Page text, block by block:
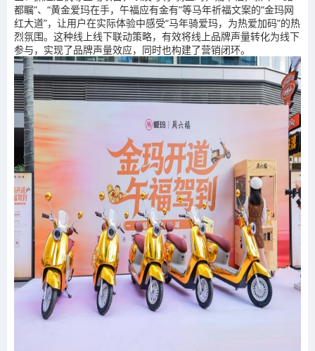
都瞩”、“黄金爱玛在手，午福应有金有”等马年祈福文案的“金玛网
红大道”，让用户在实际体验中感受“马年骑爱玛，为热爱加码”的热
烈氛围。这种线上线下联动策略，有效将线上品牌声量转化为线下
参与，实现了品牌声量效应，同时也构建了营销闭环。